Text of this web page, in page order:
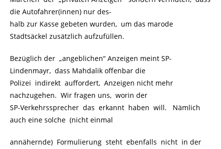
die Autofahrer(innen) nur des-
halb zur Kasse gebeten wurden, um das marode
Stadtsäckel zusätzlich aufzufüllen.
Bezüglich der „angeblichen“ Anzeigen meint SP-
Lindenmayr, dass Mahdalik offenbar die
Polizei indirekt auffordert, Anzeigen nicht mehr
nachzugehen. Wir fragen uns, worin der
SP-Verkehrssprecher das erkannt haben will. Nämlich
auch eine solche (nicht einmal
annähernde) Formulierung steht ebenfalls nicht in der